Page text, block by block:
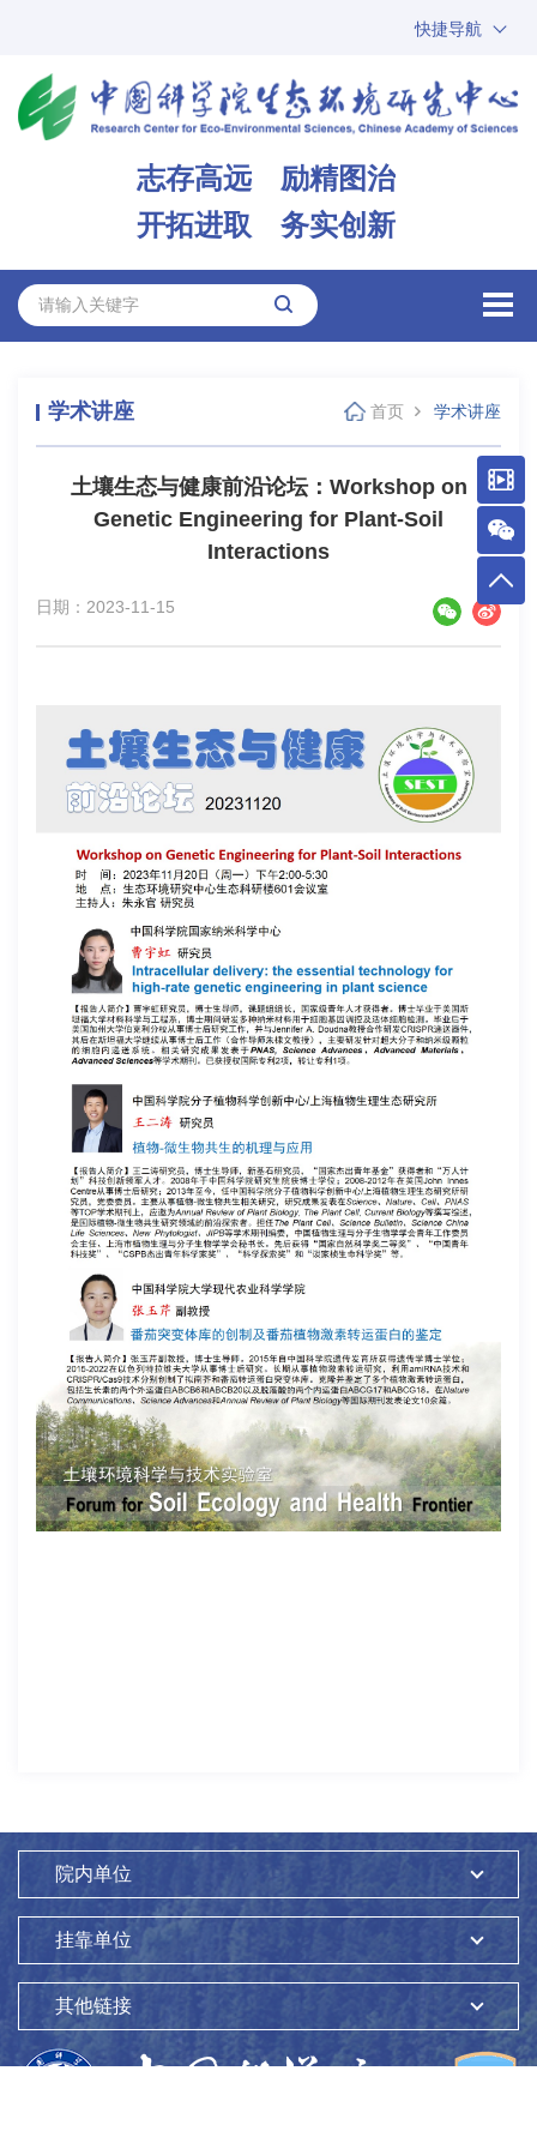
快捷导航
ARP
邮箱
志存高远 励精图治
开拓进取 务实创新
学术讲座 首页 学术讲座
土壤生态与健康前沿论坛：Workshop on
Genetic Engineering for Plant-Soil
Interactions
日期：2023-11-15
院内单位
挂靠单位
其他链接